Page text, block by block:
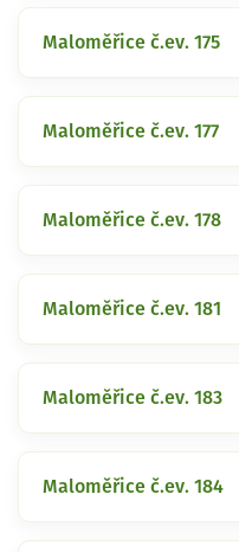
Maloměřice č.ev. 175
Maloměřice č.ev. 177
Maloměřice č.ev. 178
Maloměřice č.ev. 181
Maloměřice č.ev. 183
Maloměřice č.ev. 184